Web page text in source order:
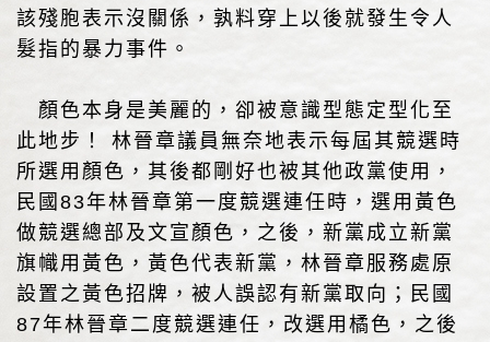
該殘胞表示沒關係，孰料穿上以後就發生令人
髮指的暴力事件。
顏色本身是美麗的，卻被意識型態定型化至
此地步！ 林晉章議員無奈地表示每屆其競選時
所選用顏色，其後都剛好也被其他政黨使用，
民國83年林晉章第一度競選連任時，選用黃色
做競選總部及文宣顏色，之後，新黨成立新黨
旗幟用黃色，黃色代表新黨，林晉章服務處原
設置之黃色招牌，被人誤認有新黨取向；民國
87年林晉章二度競選連任，改選用橘色，之後